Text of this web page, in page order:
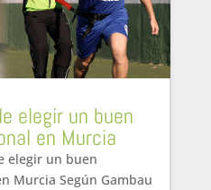
elegir un buen
en Murcia
elegir un buen
Murcia Según Gambau